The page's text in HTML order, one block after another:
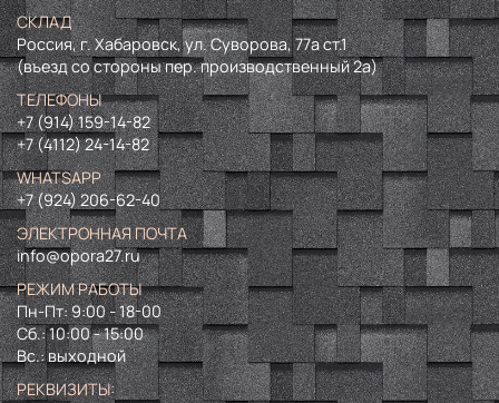
СКЛАД
Россия, г. Хабаровск, ул. Суворова, 77а ст.1
(въезд со стороны пер. производственный 2а)
ТЕЛЕФОНЫ
+7 (914) 159-14-82
+7 (4112) 24-14-82
WHATSAPP
+7 (924) 206-62-40
ЭЛЕКТРОННАЯ ПОЧТА
info@opora27.ru
РЕЖИМ РАБОТЫ
Пн-Пт: 9:00 - 18-00
Сб.: 10:00 - 15:00
Вс.: выходной
РЕКВИЗИТЫ: